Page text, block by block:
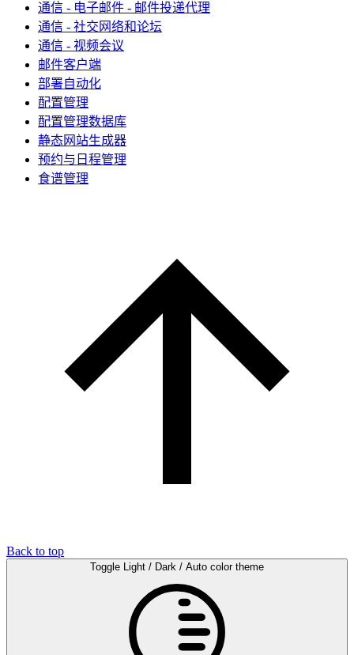
通信 - 电子邮件 - 邮件投递代理
通信 - 社交网络和论坛
通信 - 视频会议
邮件客户端
部署自动化
配置管理
配置管理数据库
静态网站生成器
预约与日程管理
食谱管理
Back to top
Toggle Light / Dark / Auto color theme